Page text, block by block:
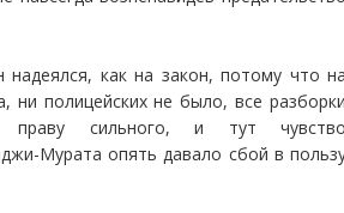
надеялся, как на закон, потому что
ни полицейских не было, все
праву сильного, и тут
Мурата опять давало сбой в